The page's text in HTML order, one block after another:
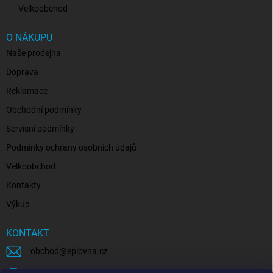
Velkoobchod
O NÁKUPU
Naše prodejna
Doprava
Reklamace
Obchodní podmínky
Servisní podmínky
Podmínky ochrany osobních údajů
Velkoobchod
Kontakty
Výkup
KONTAKT
obchod @eplovna.cz